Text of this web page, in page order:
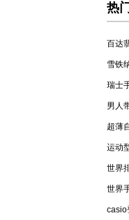
热
百达
雪铁
瑞士
男人
超薄
运动
世界
世界
casio